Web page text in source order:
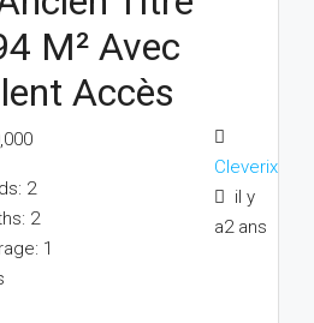
M² Avec
Accès
2
2
1
Cleverix
il y
a2 ans